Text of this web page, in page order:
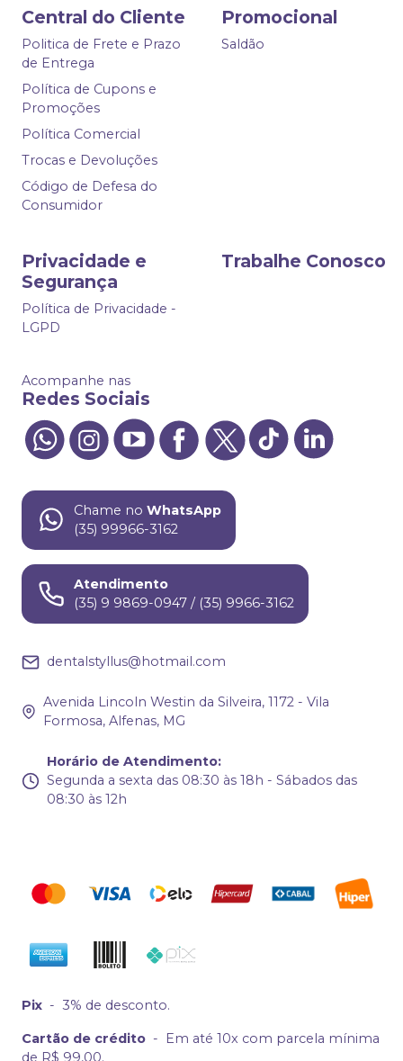
Central do Cliente
Politica de Frete e Prazo
de Entrega
Política de Cupons e
Promoções
Política Comercial
Trocas e Devoluções
Código de Defesa do
Consumidor
Promocional
Saldão
Privacidade e
Segurança
Política de Privacidade -
LGPD
Trabalhe Conosco
Acompanhe nas
Redes Sociais
Chame no WhatsApp
(35) 99966-3162
Atendimento
(35) 9 9869-0947 / (35) 9966-3162
dentalstyllus@hotmail.com
Avenida Lincoln Westin da Silveira, 1172 - Vila
Formosa, Alfenas, MG
Horário de Atendimento:
Segunda a sexta das 08:30 às 18h - Sábados das
08:30 às 12h
Pix - 3% de desconto.
Cartão de crédito -
Em até 10x com parcela mínima
de R$ 99,00.